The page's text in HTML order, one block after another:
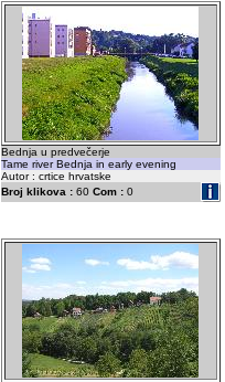
Bednja u predvečerje
Tame river Bednja in early evening
Autor : crtice hrvatske
Broj klikova :60 Com :0